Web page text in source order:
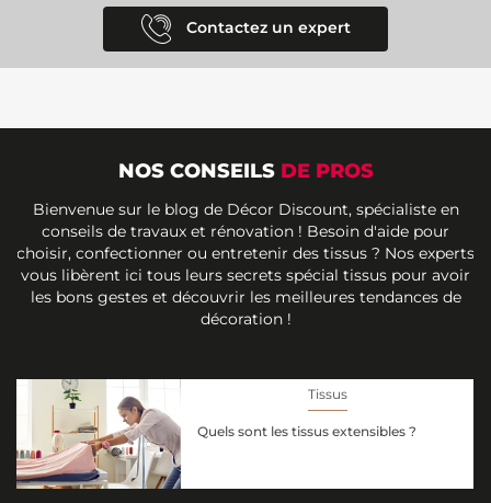
Contactez un expert
NOS CONSEILS DE PROS
Bienvenue sur le blog de Décor Discount, spécialiste en
conseils de travaux et rénovation ! Besoin d'aide pour
choisir, confectionner ou entretenir des tissus ? Nos experts
vous libèrent ici tous leurs secrets spécial tissus pour avoir
les bons gestes et découvrir les meilleures tendances de
décoration !
Tissus
Quels sont les tissus extensibles ?